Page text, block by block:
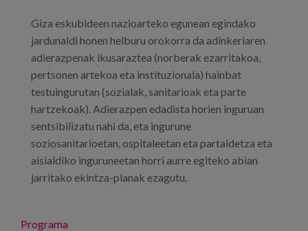
Giza eskubideen nazioarteko egunean egindako
jardunaldi honen helburu orokorra da adinkeriaren
adierazpenak ikusaraztea (norberak ezarritakoa,
pertsonen artekoa eta instituzionala) hainbat
testuingurutan (sozialak, sanitarioak eta parte
hartzekoak). Adierazpen edadista horien inguruan
sentsibilizatu nahi da, eta ingurune
soziosanitarioetan, ospitaleetan eta partaidetza eta
aisialdiko inguruneetan horri aurre egiteko abian
jarritako ekintza-planak ezagutu.
Programa